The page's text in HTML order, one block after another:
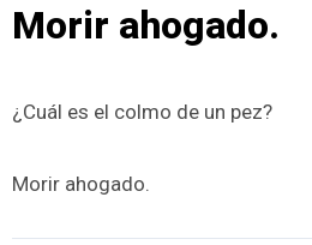
Morir ahogado.
¿Cuál es el colmo de un pez?
Morir ahogado.